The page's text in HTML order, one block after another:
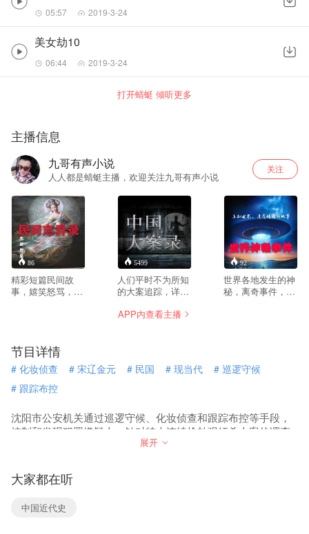
05:57 2019-3-24
美女劫10
06:44 2019-3-24
打开蜻蜓 倾听更多
主播信息
九哥有声小说
人人都是蜻蜓主播，欢迎关注九哥有声小说
关注
86
精彩短篇民间故
事，嬉笑怒骂，市
5499
人们平时不为所知
的大案追踪，详尽
因背景，宣传法律
92
世界各地发生的神
秘，离奇事件，九
APP内查看主播
节目详情
# 化妆侦查 # 宋辽金元 # 民国 # 现当代 # 巡逻守候
# 跟踪布控
沈阳市公安机关通过巡逻守候、化妆侦查和跟踪布控等手段，
控制和发现犯罪嫌疑人。针对特大连续抢劫强奸杀人案的调查
摸底工作，从社区民警开始层层排查，做到地不漏户户不漏
案20多起，并被列为特大要案之一。该系列案件中歹徒袭击的
对象主要是情侣或农村家庭，且丢失的财物并不多。此外，歹
展开
大家都在听
中国近代史